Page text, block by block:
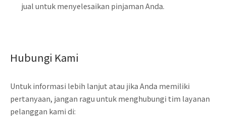
jual untuk menyelesaikan pinjaman Anda.
Hubungi Kami
Untuk informasi lebih lanjut atau jika Anda memiliki
pertanyaan, jangan ragu untuk menghubungi tim layanan
pelanggan kami di: